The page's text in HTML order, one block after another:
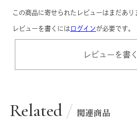
この商品に寄せられたレビューはまだあり
レビューを書くには ログインが必要です。
レビューを書く
Related 関連商品